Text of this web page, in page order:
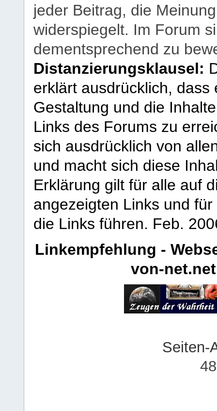
jeder Beitrag, die
widerspiegelt. Im Forum
dementsprechend zu
Distanzierungsklausel:
erklärt ausdrücklich,
Gestaltung und die
Links des Forums zu
sich ausdrücklich von
und macht sich diese
Erklärung gilt für alle auf
angezeigten Links und
die Links führen. Feb.
Linkempfehlung -
von-net.net
Seiten-